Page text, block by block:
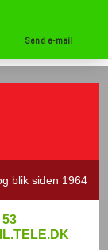
blik siden 1964
53
Send e-mail